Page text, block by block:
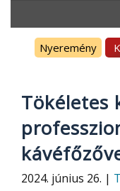
Nyeremény
Tökéletes
2024. június 26. |